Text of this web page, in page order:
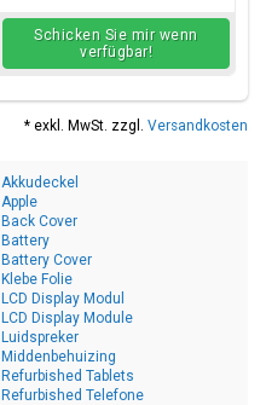
Schicken Sie mir wenn
verfügbar!
* exkl. MwSt. zzgl. Versandkosten
Akkudeckel
Apple
Back Cover
Battery
Battery Cover
Klebe Folie
LCD Display Modul
LCD Display Module
Luidspreker
Middenbehuizing
Refurbished Tablets
Refurbished Telefone